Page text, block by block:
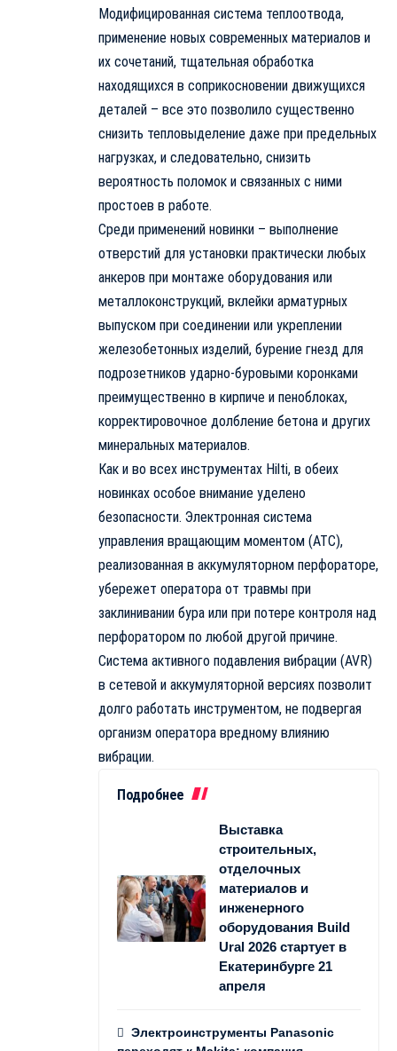
Модифицированная система теплоотвода,
применение новых современных материалов и
их сочетаний, тщательная обработка
находящихся в соприкосновении движущихся
деталей – все это позволило существенно
снизить тепловыделение даже при предельных
нагрузках, и следовательно, снизить
вероятность поломок и связанных с ними
простоев в работе.
Среди применений новинки – выполнение
отверстий для установки практически любых
анкеров при монтаже оборудования или
металлоконструкций, вклейки арматурных
выпуском при соединении или укреплении
железобетонных изделий, бурение гнезд для
подрозетников ударно-буровыми коронками
преимущественно в кирпиче и пеноблоках,
корректировочное долбление бетона и других
минеральных материалов.
Как и во всех инструментах Hilti, в обеих
новинках особое внимание уделено
безопасности. Электронная система
управления вращающим моментом (АТС),
реализованная в аккумуляторном перфораторе,
убережет оператора от травмы при
заклинивании бура или при потере контроля над
перфоратором по любой другой причине.
Система активного подавления вибрации (AVR)
в сетевой и аккумуляторной версиях позволит
долго работать инструментом, не подвергая
организм оператора вредному влиянию
вибрации.
Подробнее
Выставка
строительных,
отделочных
материалов и
инженерного
оборудования Build
Ural 2026 стартует в
Екатеринбурге 21
апреля
Электроинструменты Panasonic